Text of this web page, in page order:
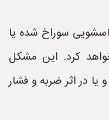
سوراخ شده یا
کرد. این مشکل
در اثر ضربه و فشار